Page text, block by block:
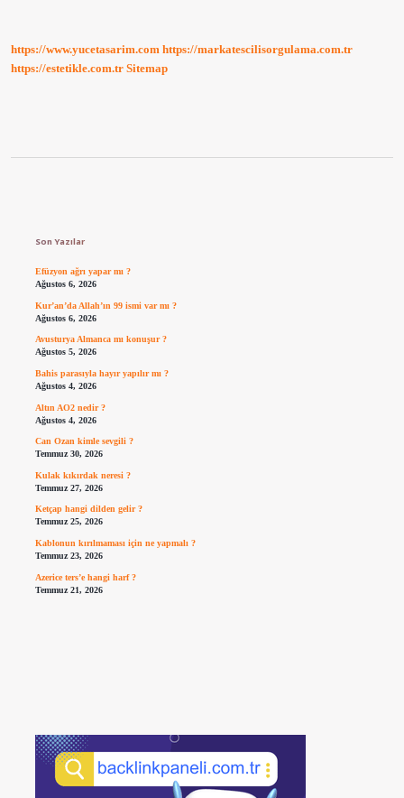
https://www.yucetasarim.com https://markatescilisorgulama.com.tr
https://estetikle.com.tr Sitemap
Son Yazılar
Efüzyon ağrı yapar mı ?
Ağustos 6, 2026
Kur’an’da Allah’ın 99 ismi var mı ?
Ağustos 6, 2026
Avusturya Almanca mı konuşur ?
Ağustos 5, 2026
Bahis parasıyla hayır yapılır mı ?
Ağustos 4, 2026
Altın AO2 nedir ?
Ağustos 4, 2026
Can Ozan kimle sevgili ?
Temmuz 30, 2026
Kulak kıkırdak neresi ?
Temmuz 27, 2026
Ketçap hangi dilden gelir ?
Temmuz 25, 2026
Kablonun kırılmaması için ne yapmalı ?
Temmuz 23, 2026
Azerice ters’e hangi harf ?
Temmuz 21, 2026